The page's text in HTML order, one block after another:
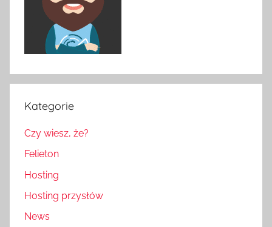
Kategorie
Czy wiesz, że?
Felieton
Hosting
Hosting przysłów
News